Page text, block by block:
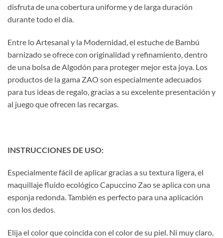
disfruta de una cobertura uniforme y de larga duración
durante todo el día.
Entre lo Artesanal y la Modernidad, el estuche de Bambú
barnizado se ofrece con originalidad y refinamiento, dentro
de una bolsa de Algodón para proteger mejor esta joya. Los
productos de la gama ZAO son especialmente adecuados
para tus ideas de regalo, gracias a su excelente presentación y
al juego que ofrecen las recargas.
INSTRUCCIONES DE USO:
Especialmente fácil de aplicar gracias a su textura ligera, el
maquillaje fluido ecológico Capuccino Zao se aplica con una
esponja redonda. También es perfecto para una aplicación
con los dedos.
Elija el color que coincida con el color de su piel. Ni muy claro,